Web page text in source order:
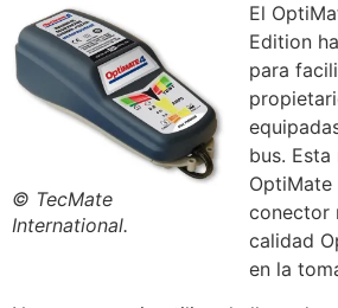
© TecMate
International.
El
Edition
para
bus.
conector
calidad
en la